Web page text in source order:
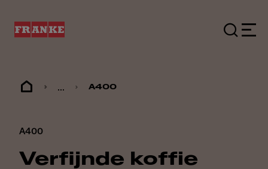
... A400
A400
Verfijnde koffie